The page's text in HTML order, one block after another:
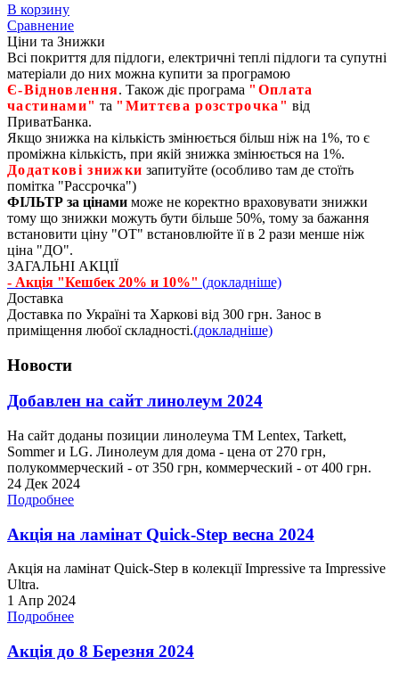
В корзину
Сравнение
Ціни та Знижки
Всі покриття для підлоги, електричні теплі підлоги та супутні
матеріали до них можна купити за програмою
Є‑Відновлення. Також діє програма "Оплата
частинами" та "Миттєва розстрочка" від
ПриватБанка.
Якщо знижка на кількість змінюється більш ніж на 1%, то є
проміжна кількість, при якій знижка змінюється на 1%.
Додаткові знижки запитуйте (особливо там де стоїть
помітка "Рассрочка")
ФІЛЬТР за цінами може не коректно враховувати знижки
тому що знижки можуть бути більше 50%, тому за бажання
встановити ціну "ОТ" встановлюйте її в 2 рази менше ніж
ціна "ДО".
ЗАГАЛЬНІ АКЦІЇ
- Акція "Кешбек 20% и 10%" (докладніше)
Доставка
Доставка по Україні та Харкові від 300 грн. Занос в
приміщення любої складності.(докладніше)
Новости
Добавлен на сайт линолеум 2024
На сайт доданы позиции линолеума ТМ Lentex, Tarkett,
Sommer и LG. Линолеум для дома - цена от 270 грн,
полукоммерческий - от 350 грн, коммерческий - от 400 грн.
24 Дек 2024
Подробнее
Акція на ламінат Quick-Step весна 2024
Акція на ламінат Quick-Step в колекції Impressive та Impressive
Ultra.
1 Апр 2024
Подробнее
Акція до 8 Березня 2024